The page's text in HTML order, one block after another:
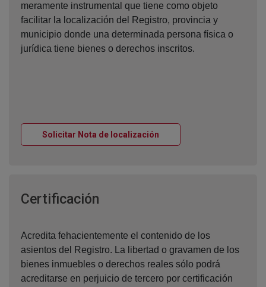
meramente instrumental que tiene como objeto
facilitar la localización del Registro, provincia y
municipio donde una determinada persona física o
jurídica tiene bienes o derechos inscritos.
Solicitar Nota de localización
Certificación
Acredita fehacientemente el contenido de los
asientos del Registro. La libertad o gravamen de los
bienes inmuebles o derechos reales sólo podrá
acreditarse en perjuicio de tercero por certificación